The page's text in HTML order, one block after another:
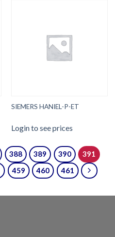
SIEMERS HANIEL-P-ET
Login to see prices
388 389 390
391
459 460 461